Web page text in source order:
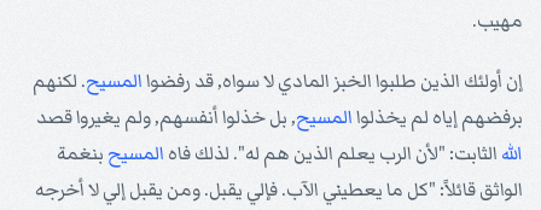
مهيب.
إن أولئك الذين طلبوا الخبز المادي لا سواه, قد رفضواالمسيح. لكنهم
برفضهم إياه لم يخذلواالمسيح, بل خذلوا أنفسهم, ولم يغيروا قصد
الله الثابت: "لأن الرب يعلم الذين هم له". لذلك فاه المسيح بنغمة
الواثق قائلاً: "كل ما يعطيني الآب. فإلي يقبل. ومن يقبل إلي لا أخرجه